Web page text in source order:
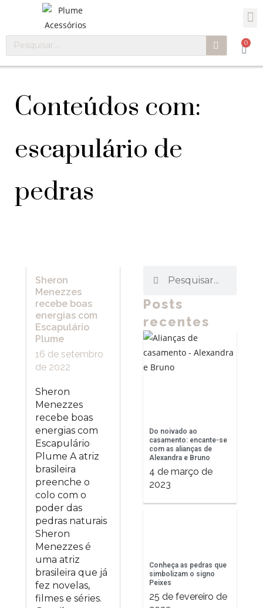
0
Conteúdos com:
escapulário de
pedras
Sheron
Menezzes
recebe boas
energias com
Escapulário
Plume
16 de setembro
de 2022
Sheron
Menezzes
recebe boas
energias com
Escapulário
Plume A atriz
brasileira
preenche o
colo com o
poder das
pedras naturais
Sheron
Menezzes é
uma atriz
brasileira que já
fez novelas,
filmes e séries.
Posts
recentes
Do noivado ao
casamento: encante-se
com as alianças de
Alexandra e Bruno
4 de março de
2023
Conheça as pedras que
simbolizam o signo
Peixes
25 de fevereiro de